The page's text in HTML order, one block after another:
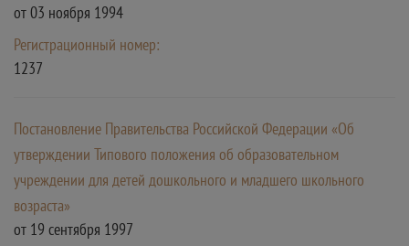
от 03 ноября 1994
Регистрационный номер:
1237
Постановление Правительства Российской Федерации «Об
утверждении Типового положения об образовательном
учреждении для детей дошкольного и младшего школьного
возраста»
от 19 сентября 1997